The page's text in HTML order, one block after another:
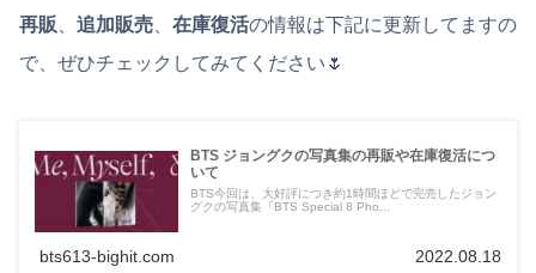
再販 追加販売 在庫復活の情報は下記に更新してますの
で、ぜひチェックしてみてください🌷
BTS ジョングクの写真集の再販や在庫復活につ
いて
BTS今回は、大好評につき約1時間ほどで完売したジョン
グクの写真集『BTS Special 8 Pho...
bts613-bighit.com 2022.08.18